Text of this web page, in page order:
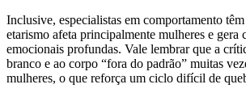
Inclusive, especialistas em comportamento
etarismo afeta principalmente mulheres e gera
emocionais profundas. Vale lembrar que a
branco e ao corpo “fora do padrão” muitas
mulheres, o que reforça um ciclo difícil de